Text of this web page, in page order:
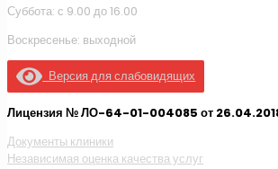
Суббота: с 9.00 до 16.00
Воскресенье: выходной
Версия для слабовидящих
Лицензия № ЛО-64-01-004085 от
Документы клиники
Независимая оценка качества услуг